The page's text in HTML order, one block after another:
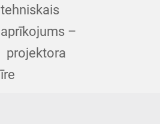
tehniskais
aprīkojums –
projektora
īre